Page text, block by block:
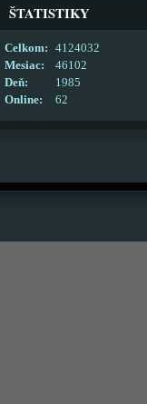
ŠTATISTIKY
Online: 62
Celkom:
4124032
Mesiac:
46102
Deň:
1985